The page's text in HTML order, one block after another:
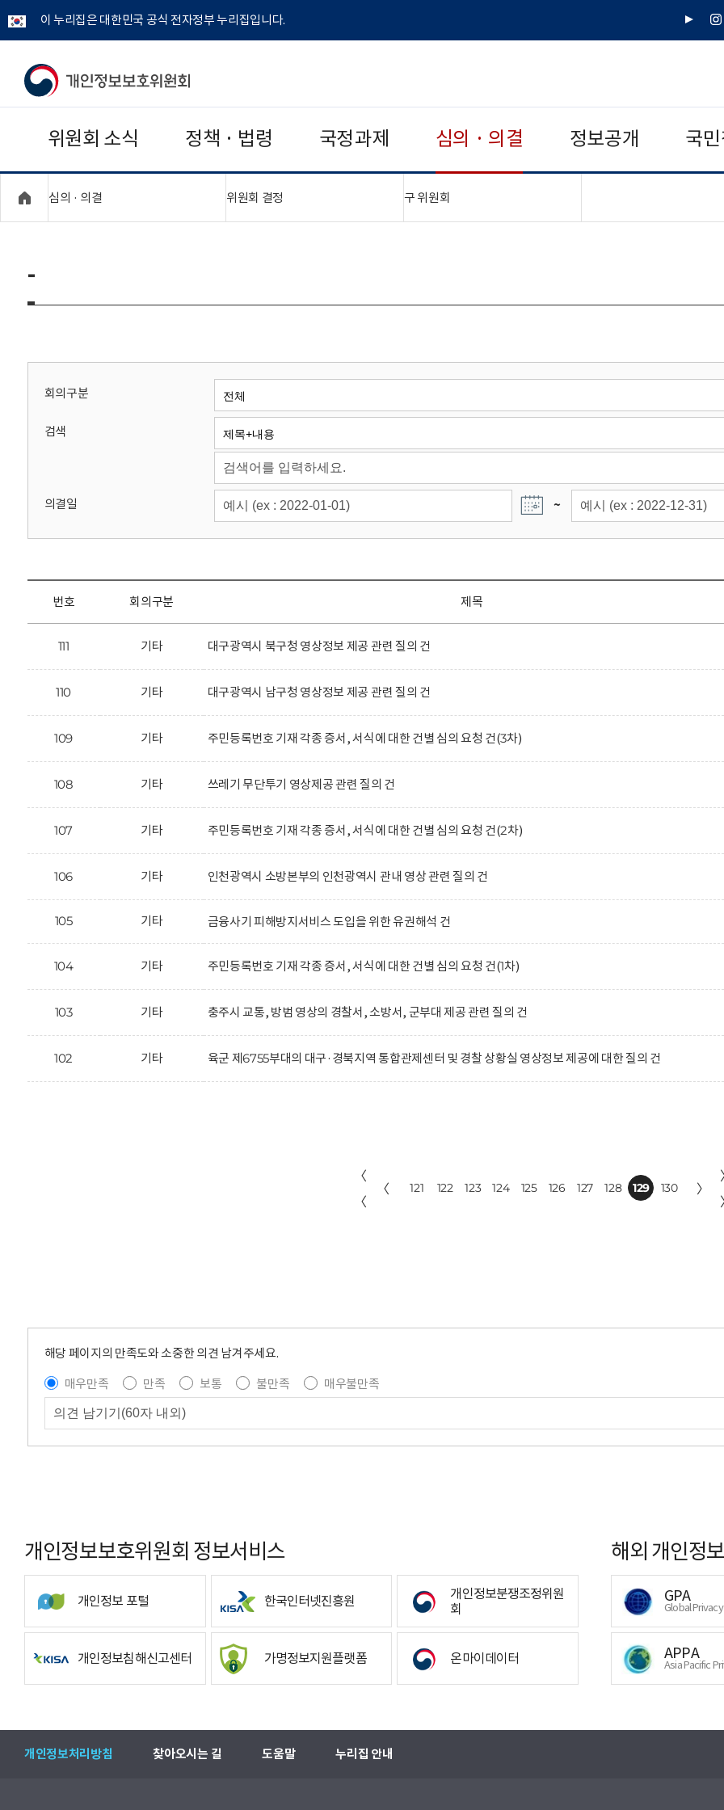
이 누리집은 대한민국 공식 전자정부 누리집입니다.
유
인
개
보
보
위
회
위원회 소식 정책 · 법령 국정과제 심의 · 의결 정보공개 국
심의 · 의결 위원회 결정 구 위원회
-
회의구분
검색
의결일 ~
번호 회의구분 제목
111 기타 대구광역시 북구청 영상정보 제공 관련 질의 건
110 기타 대구광역시 남구청 영상정보 제공 관련 질의 건
109 기타 주민등록번호 기재 각종 증서, 서식에 대한 건별 심의 요청 건(3차)
108 기타 쓰레기 무단투기 영상제공 관련 질의 건
107 기타 주민등록번호 기재 각종 증서, 서식에 대한 건별 심의 요청 건(2차)
106 기타 인천광역시 소방본부의 인천광역시 관내 영상 관련 질의 건
105 기타 금융사기 피해방지서비스 도입을 위한 유권해석 건
104 기타 주민등록번호 기재 각종 증서, 서식에 대한 건별 심의 요청 건(1차)
103 기타 충주시 교통, 방범 영상의 경찰서, 소방서, 군부대 제공 관련 질의 건
102 기타 육군 제6755부대의 대구·경북지역 통합관제센터 및 경찰 상황실 영상정보 제공에 대한 질의 건
〈
〈
〈 121 122 123 124 125 126 127 128 129 130 〉
해당 페이지의 만족도와 소중한 의견 남겨주세요.
매우만족
만족 보통 불만족
매우불만족
개인정보보호위원회 정보서비스
개인정보 포털 한국인터넷진흥원
개인정보분쟁조정위원
회
개인정보침해신고센터 가명정보지원플랫폼 온마이데이터
해외 개인정
GPA
Global
APPA
Asia Pacific
개인정보처리방침 찾아오시는 길 도움말 누리집 안내